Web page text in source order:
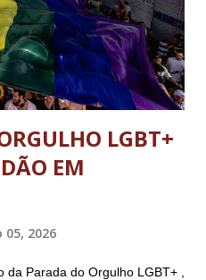
crimes de tentativa de
de Direito, golpe de
LGBT+
EM
2026
Parada do Orgulho LGBT+ ,